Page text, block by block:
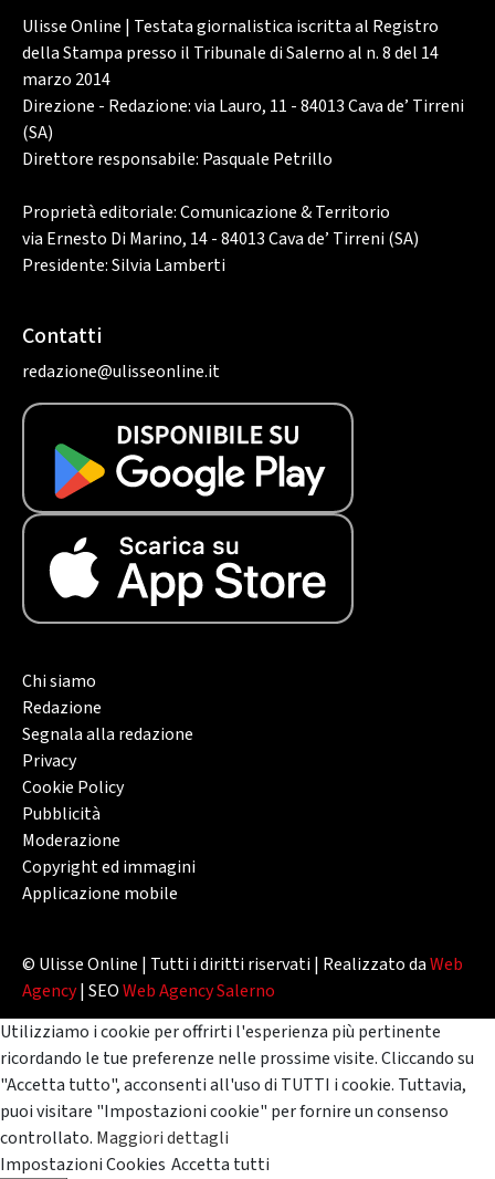
Ulisse Online | Testata giornalistica iscritta al Registro
della Stampa presso il Tribunale di Salerno al n. 8 del 14
marzo 2014
Direzione - Redazione: via Lauro, 11 - 84013 Cava de’ Tirreni
(SA)
Direttore responsabile: Pasquale Petrillo
Proprietà editoriale: Comunicazione & Territorio
via Ernesto Di Marino, 14 - 84013 Cava de’ Tirreni (SA)
Presidente: Silvia Lamberti
Contatti
redazione@ulisseonline.it
Chi siamo
Redazione
Segnala alla redazione
Privacy
Cookie Policy
Pubblicità
Moderazione
Copyright ed immagini
Applicazione mobile
© Ulisse Online | Tutti i diritti riservati | Realizzato daWeb
Agency| SEOWeb Agency Salerno
Utilizziamo i cookie per offrirti l'esperienza più pertinente
ricordando le tue preferenze nelle prossime visite. Cliccando su
"Accetta tutto", acconsenti all'uso di TUTTI i cookie. Tuttavia,
puoi visitare "Impostazioni cookie" per fornire un consenso
controllato. Maggiori dettagli
Impostazioni Cookies Accetta tutti